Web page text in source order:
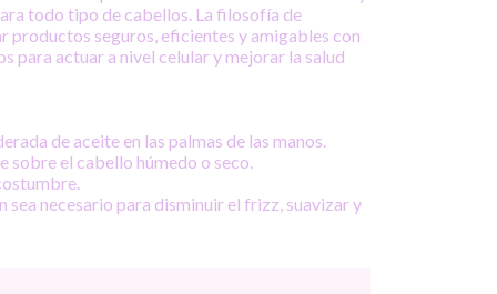
todo tipo de cabellos. La filosofía de
productos seguros, eficientes y amigables con
para actuar a nivel celular y mejorar la salud
de aceite en las palmas de las manos.
sobre el cabello húmedo o seco.
sea necesario para disminuir el frizz, suavizar y